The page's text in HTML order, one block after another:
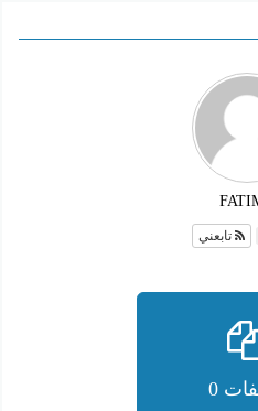
تابعني
0